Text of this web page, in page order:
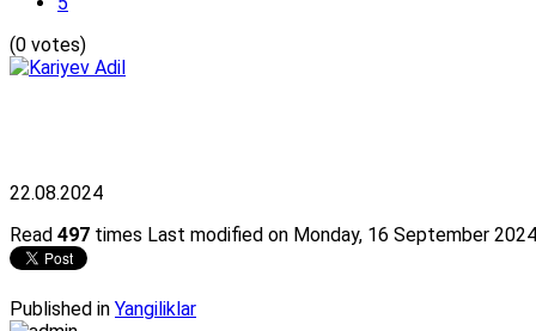
(0 votes)
22.08.2024
Read 497 times Last modified on Monday, 16 September
Published in Yangiliklar